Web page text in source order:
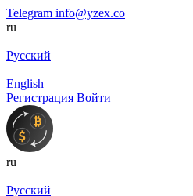
Telegram info@yzex.co
ru
Русский
English
Регистрация Войти
ru
Русский